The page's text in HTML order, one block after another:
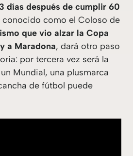
días después de cumplir 60
conocido como el Coloso de
que vio alzar la Copa
a Maradona, dará otro paso
por tercera vez será la
Mundial, una plusmarca
de fútbol puede